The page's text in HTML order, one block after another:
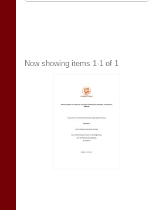
Now showing items 1-1 of 1